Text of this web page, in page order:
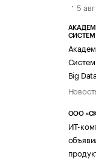
5
СИСТЕМ
Big
ООО
ИТ-